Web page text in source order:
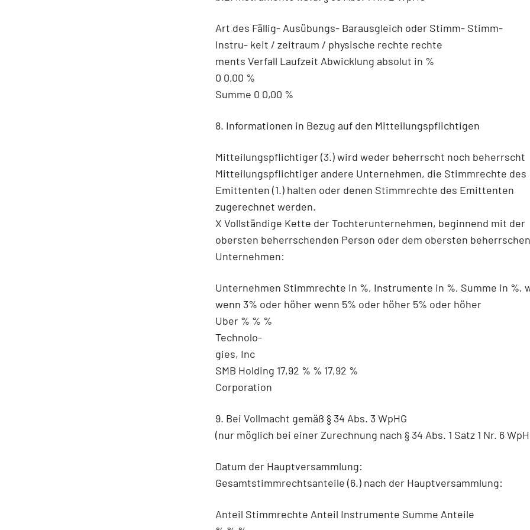
Art des Fällig- Ausübungs- Barausgleich oder Stimm- Stimm-
Instru- keit / zeitraum / physische rechte rechte
ments Verfall Laufzeit Abwicklung absolut in %
0 0,00 %
Summe 0 0,00 %
8. Informationen in Bezug auf den Mitteilungspflichtigen
Mitteilungspflichtiger (3.) wird weder beherrscht noch beherrscht
Mitteilungspflichtiger andere Unternehmen, die Stimmrechte des
Emittenten (1.) halten oder denen Stimmrechte des Emittenten
zugerechnet werden.
X Vollständige Kette der Tochterunternehmen, beginnend mit der
obersten beherrschenden Person oder dem obersten
Unternehmen:
Unternehmen Stimmrechte in %, Instrumente in %, Summe in %,
wenn 3% oder höher wenn 5% oder höher 5% oder höher
Uber % % %
Technolo-
gies, Inc
SMB Holding 17,92 % % 17,92 %
Corporation
9. Bei Vollmacht gemäß § 34 Abs. 3 WpHG
(nur möglich bei einer Zurechnung nach § 34 Abs. 1 Satz 1 Nr. 6
Datum der Hauptversammlung:
Gesamtstimmrechtsanteile (6.) nach der Hauptversammlung:
Anteil Stimmrechte Anteil Instrumente Summe Anteile